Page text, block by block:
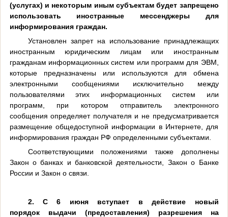
(услугах) и некоторым иным субъектам будет запрещено
использовать иностранные мессенджеры для
информирования граждан.
Установлен запрет на использование принадлежащих
иностранным юридическим лицам или иностранным
гражданам информационных систем или программ для ЭВМ,
которые предназначены или используются для обмена
электронными сообщениями исключительно между
пользователями этих информационных систем или
программ, при котором отправитель электронного
сообщения определяет получателя и не предусматривается
размещение общедоступной информации в Интернете, для
информирования граждан РФ определенными субъектами.
Соответствующими положениями также дополнены
Закон о банках и банковской деятельности, Закон о Банке
России и Закон о связи.
2. С 6 июня вступает в действие
новый
порядоквыдачи (предоставления) разрешения на